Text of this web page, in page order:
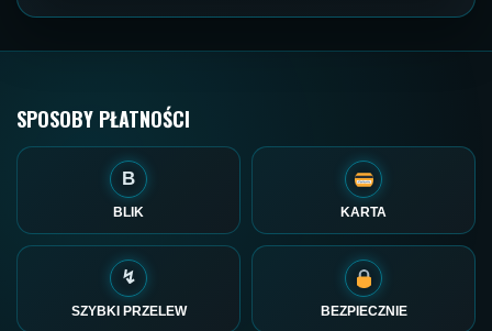
SPOSOBY PŁATNOŚCI
B
BLIK KARTA
↯
SZYBKI PRZELEW BEZPIECZNIE